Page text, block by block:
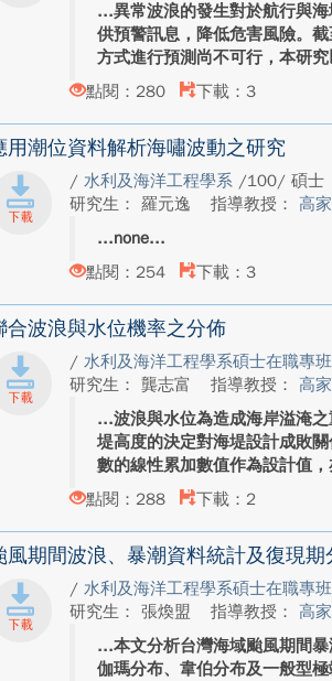
異常波浪的發生對於航行與
供預警訊息，降低危害風險。
方式進行預測尚不可行，本研
點閱：280
下載：3
用潮位資料解析海嘯波動之研究
/水利及海洋工程學系 /100/ 碩士
研究生： 羅元逸
指導教授：高
none
點閱：254
下載：3
合波浪與水位機率之分佈
/水利及海洋工程學系碩士在職專班
研究生： 龔志富
指導教授：高
波浪與水位為造成海岸溢淹
堤高度的決定對海堤設計成敗
數的線性累加數值作為設計值
點閱：288
下載：2
風期間波浪、暴潮資料統計及復現期
/水利及海洋工程學系碩士在職專班
研究生： 張煥盟
指導教授：高
本文分析台灣海域颱風期間
伽瑪分布、韋伯分布及一般型